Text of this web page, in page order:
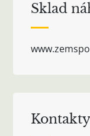
Sklad
Kontakty